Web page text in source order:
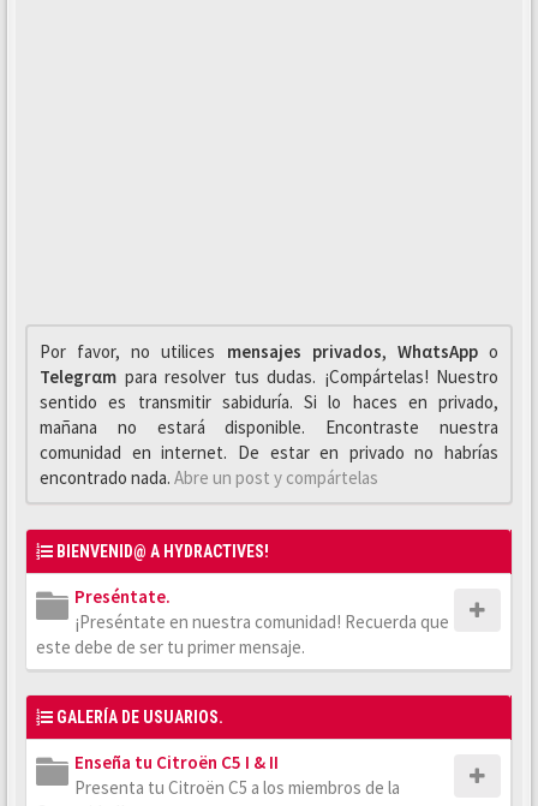
Por favor, no utilices mensajes privados, WhαtsAppo
Telegrαm para resolver tus dudas. ¡Compártelas! Nuestro
sentido es transmitir sabiduría. Si lo haces en privado,
mañana no estará disponible. Encontraste nuestra
comunidad en internet. De estar en privado no habrías
encontrado nada. Abre un post y compártelas
BIENVENID@ A HYDRACTIVES!
Preséntate.
¡Preséntate en nuestra comunidad! Recuerda que
este debe de ser tu primer mensaje.
GALERÍA DE USUARIOS.
Enseña tu Citroën C5 I & II
Presenta tu Citroën C5 a los miembros de la